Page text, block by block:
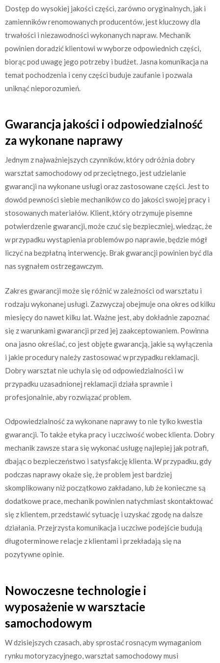
Dostęp do wysokiej jakości części, zarówno oryginalnych, jak i
zamienników renomowanych producentów, jest kluczowy dla
trwałości i niezawodności wykonanych napraw. Mechanik
powinien doradzić klientowi w wyborze odpowiednich części,
biorąc pod uwagę jego potrzeby i budżet. Jasna komunikacja na
temat pochodzenia i ceny części buduje zaufanie i pozwala
uniknąć nieporozumień.
Gwarancja jakości i odpowiedzialność
za wykonane naprawy
Jednym z najważniejszych czynników, który odróżnia dobry
warsztat samochodowy od przeciętnego, jest udzielanie
gwarancji na wykonane usługi oraz zastosowane części. Jest to
dowód pewności siebie mechaników co do jakości swojej pracy i
stosowanych materiałów. Klient, który otrzymuje pisemne
potwierdzenie gwarancji, może czuć się bezpieczniej, wiedząc, że
w przypadku wystąpienia problemów po naprawie, będzie mógł
liczyć na bezpłatną interwencję. Brak gwarancji powinien być dla
nas sygnałem ostrzegawczym.
Zakres gwarancji może się różnić w zależności od warsztatu i
rodzaju wykonanej usługi. Zazwyczaj obejmuje ona okres od kilku
miesięcy do nawet kilku lat. Ważne jest, aby dokładnie zapoznać
się z warunkami gwarancji przed jej zaakceptowaniem. Powinna
ona jasno określać, co jest objęte gwarancją, jakie są wyłączenia
i jakie procedury należy zastosować w przypadku reklamacji.
Dobry warsztat nie uchyla się od odpowiedzialności i w
przypadku uzasadnionej reklamacji działa sprawnie i
profesjonalnie, aby rozwiązać problem.
Odpowiedzialność za wykonane naprawy to nie tylko kwestia
gwarancji. To także etyka pracy i uczciwość wobec klienta. Dobry
mechanik zawsze stara się wykonać usługę najlepiej jak potrafi,
dbając o bezpieczeństwo i satysfakcję klienta. W przypadku, gdy
podczas naprawy okaże się, że problem jest bardziej
skomplikowany niż początkowo zakładano, lub że konieczne są
dodatkowe prace, mechanik powinien natychmiast skontaktować
się z klientem, przedstawić sytuację i uzyskać zgodę na dalsze
działania. Przejrzysta komunikacja i uczciwe podejście budują
długoterminowe relacje z klientami i przekładają się na
pozytywne opinie.
Nowoczesne technologie i
wyposażenie w warsztacie
samochodowym
W dzisiejszych czasach, aby sprostać rosnącym wymaganiom
rynku motoryzacyjnego, warsztat samochodowy musi